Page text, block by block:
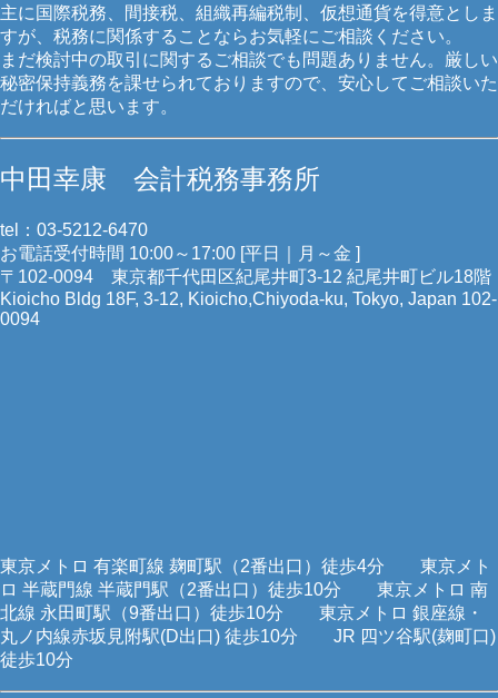
主に国際税務、間接税、組織再編税制、仮想通貨を得意としま
すが、税務に関係することならお気軽にご相談ください。
まだ検討中の取引に関するご相談でも問題ありません。厳しい
秘密保持義務を課せられておりますので、安心してご相談いた
だければと思います。
中田幸康 会計税務事務所
tel：03-5212-6470
お電話受付時間 10:00～17:00 [平日｜月～金 ]
〒102-0094 東京都千代田区紀尾井町3-12 紀尾井町ビル18階
Kioicho Bldg 18F, 3-12, Kioicho,Chiyoda-ku, Tokyo, Japan 102-
0094
東京メトロ 有楽町線 麹町駅（2番出口）徒歩4分 東京メト
ロ 半蔵門線 半蔵門駅（2番出口）徒歩10分 東京メトロ 南
北線 永田町駅（9番出口）徒歩10分 東京メトロ 銀座線・
丸ノ内線赤坂見附駅(D出口) 徒歩10分 JR 四ツ谷駅(麹町口)
徒歩10分